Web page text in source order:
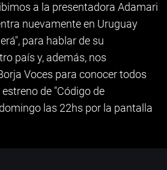
a la presentadora Adamari
nuevamente en Uruguay
para hablar de su
país y, además, nos
Voces para conocer todos
de "Código de
las 22hs por la pantalla